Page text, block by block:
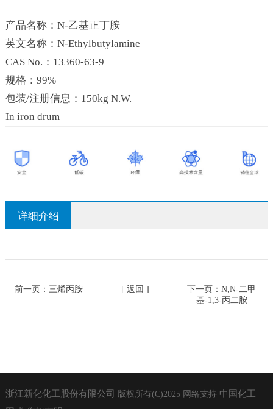
产品名称：N-乙基正丁胺
英文名称：N-Ethylbutylamine
CAS No.：13360-63-9
规格：99%
包装/注册信息：150kg N.W.
In iron drum
详细介绍
前一页： 三烯丙胺 [ 返回 ] 下一页：N,N-二甲
基-1,3-丙二胺
浙江新化化工股份有限公司 版权所有(C)2025网络支持 中国化工